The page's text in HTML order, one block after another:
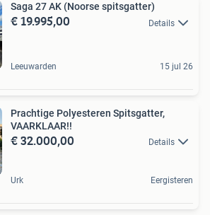
Saga 27 AK (Noorse spitsgatter)
€ 19.995,00 Details
Leeuwarden 15 jul 26
Prachtige Polyesteren Spitsgatter,
VAARKLAAR!!
€ 32.000,00 Details
Urk Eergisteren